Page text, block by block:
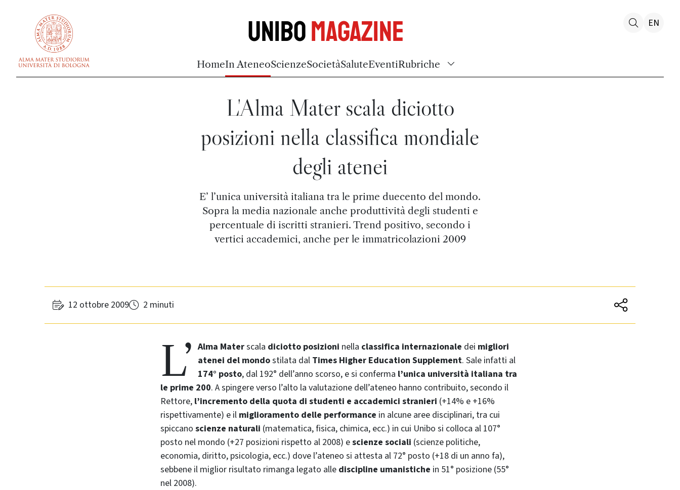
UniboMagazine
HomeIn AteneoScienzeSocietàSaluteEventiRubriche
EN
L'Alma Mater scala diciotto
posizioni nella classifica mondiale
degli atenei
E’ l’unica università italiana tra le prime duecento del mondo.
Sopra la media nazionale anche produttività degli studenti e
percentuale di iscritti stranieri. Trend positivo, secondo i
vertici accademici, anche per le immatricolazioni 2009
12 ottobre 2009 2 minuti
L’ Alma Materscala diciotto posizioni nella classifica internazionale dei migliori
atenei del mondostilata dal Times Higher Education Supplement. Sale infatti al
174° posto, dal 192° dell’anno scorso, e si conferma l’unica università italiana tra
le prime 200. A spingere verso l’alto la valutazione dell’ateneo hanno contribuito, secondo il
Rettore, l’incremento della quota di studenti e accademici stranieri (+14% e +16%
rispettivamente) e il miglioramento delle performance in alcune aree disciplinari, tra cui
spiccano scienze naturali (matematica, fisica, chimica, ecc.) in cui Unibo si colloca al 107°
posto nel mondo (+27 posizioni rispetto al 2008) escienze sociali (scienze politiche,
economia, diritto, psicologia, ecc.) dove l’ateneo si attesta al 72° posto (+18 di un anno fa),
sebbene il miglior risultato rimanga legato alle discipline umanistiche in 51° posizione (55°
nel 2008).